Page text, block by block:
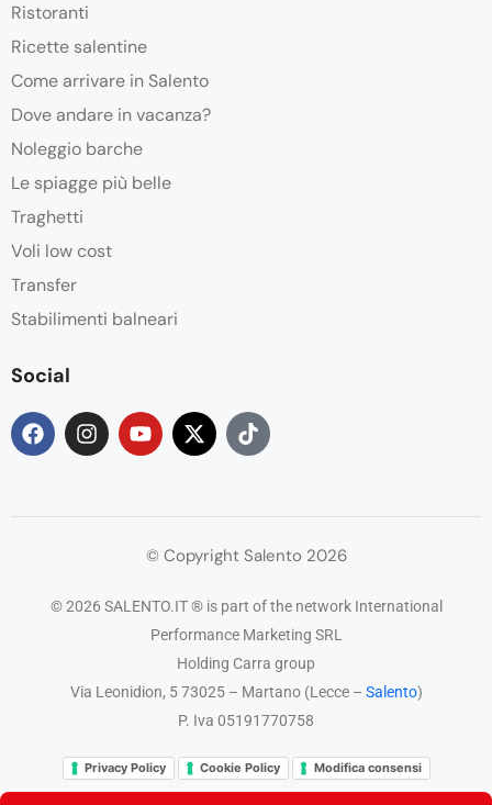
Ristoranti
Ricette salentine
Come arrivare in Salento
Dove andare in vacanza?
Noleggio barche
Le spiagge più belle
Traghetti
Voli low cost
Transfer
Stabilimenti balneari
Social
© Copyright Salento 2026
© 2026 SALENTO.IT ® is part of the network International
Performance Marketing SRL
Holding Carra group
Via Leonidion, 5 73025 – Martano (Lecce – Salento)
P. Iva 05191770758
Privacy Policy Cookie Policy Modifica consensi